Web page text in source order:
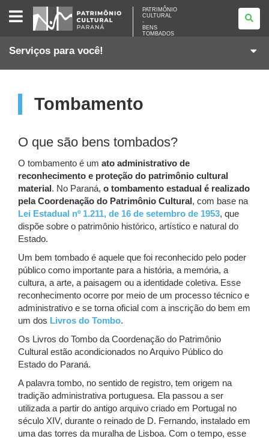
PATRIMÔNIO
CULTURAL
PATRIMÔNIO
CULTURAL
-
BENS
TOMBADOS
Serviços para você!
Tombamento
O que são bens tombados?
O tombamento é um ato administrativo de
reconhecimento e proteção do patrimônio cultural
material . No Paraná, o tombamento estadual é realizado
pela Coordenação do Patrimônio Cultural , com base na
Lei Estadual nº 1.211, de 16 de setembro de 1953, que
dispõe sobre o patrimônio histórico, artístico e natural do
Estado.
Um bem tombado é aquele que foi reconhecido pelo poder
público como importante para a história, a memória, a
cultura, a arte, a paisagem ou a identidade coletiva. Esse
reconhecimento ocorre por meio de um processo técnico e
administrativo e se torna oficial com a inscrição do bem em
um dos Livros do Tombo.
Os Livros do Tombo da Coordenação do Patrimônio
Cultural estão acondicionados no Arquivo Público do
Estado do Paraná.
A palavra tombo, no sentido de registro, tem origem na
tradição administrativa portuguesa. Ela passou a ser
utilizada a partir do antigo arquivo criado em Portugal no
século XIV, durante o reinado de D. Fernando, instalado em
uma das torres da muralha de Lisboa. Com o tempo, esse